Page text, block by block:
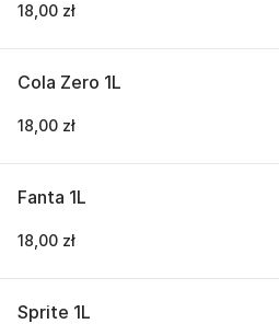
18,00 zł
Cola Zero 1L
18,00 zł
Fanta 1L
18,00 zł
Sprite 1L